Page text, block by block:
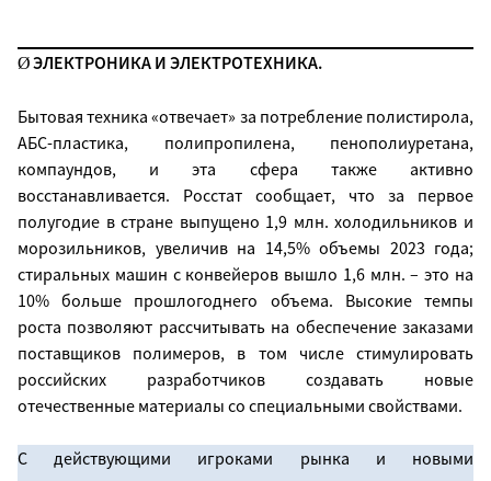
ØЭЛЕКТРОНИКА И ЭЛЕКТРОТЕХНИКА.
Бытовая техника «отвечает» за потребление полистирола,
АБС-пластика, полипропилена, пенополиуретана,
компаундов, и эта сфера также активно
восстанавливается. Росстат сообщает, что за первое
полугодие в стране выпущено 1,9 млн. холодильников и
морозильников, увеличив на 14,5% объемы 2023 года;
стиральных машин с конвейеров вышло 1,6 млн. – это на
10% больше прошлогоднего объема. Высокие темпы
роста позволяют рассчитывать на обеспечение заказами
поставщиков полимеров, в том числе стимулировать
российских разработчиков создавать новые
отечественные материалы со специальными свойствами.
С действующими игроками рынка и новыми